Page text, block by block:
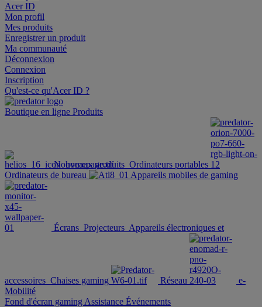
Acer ID
Mon profil
Mes produits
Enregistrer un produit
Ma communauté
Déconnexion
Connexion
Inscription
Qu'est-ce qu'Acer ID ?
Boutique en ligne Produits
Nouveaux produits Ordinateurs portables
Ordinateurs de bureau
Appareils mobiles de gaming
Écrans Projecteurs Appareils électroniques et
accessoires Chaises gaming Réseau
e-
Mobilité
Fond d'écran gaming Assistance Événements